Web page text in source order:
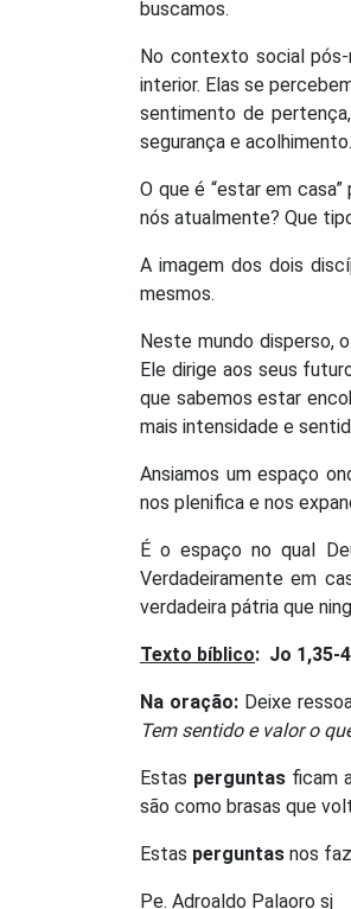
buscamos.
No contexto social
interior. Elas se
sentimento de
segurança e acolhimento.
O que é “estar em
nós atualmente? Que
A imagem dos dois
mesmos.
Neste mundo disperso,
Ele dirige aos seus
que sabemos estar
mais intensidade e
Ansiamos um espaço
nos plenifica e nos
É o espaço no qual
Verdadeiramente em
verdadeira pátria que
Texto bíblico: Jo 1,35-
Na oração:Deixe
Tem sentido e valor o
Estas perguntasficam
são como brasas que
Estas perguntas nos
Pe. Adroaldo Palaoro sj